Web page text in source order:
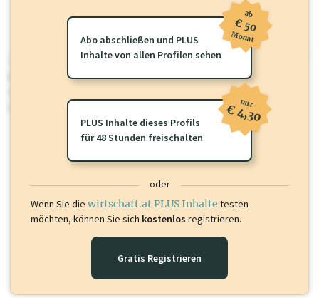
wirtschaft.at PLUS
Für dieses Profil gibt es zusätzlichewirtschaft.at PLUS Inhalte
Sie momentan nicht einsehen können. Schalten Sie dieses Profil frei
oder loggen Sie sich ein um diese Inhalte zu sehen.
Abo abschließen und PLUS
Inhalte von allen Profilen sehen
ab
€ 50
Monat
PLUS Inhalte dieses Profils
für 48 Stunden freischalten
nur
€ 4,30
oder
Wenn Sie die wirtschaft.at PLUS Inhalte testen
möchten, können Sie sich kostenlos registrieren.
Gratis Registrieren